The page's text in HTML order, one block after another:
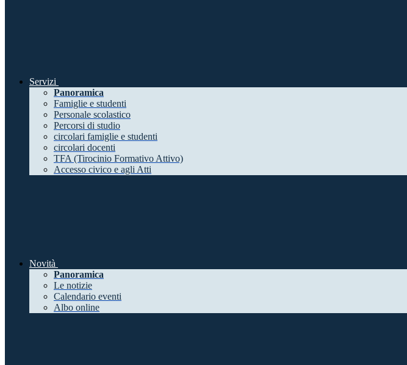
Servizi
Panoramica
Famiglie e studenti
Personale scolastico
Percorsi di studio
circolari famiglie e studenti
circolari docenti
TFA (Tirocinio Formativo Attivo)
Accesso civico e agli Atti
Novità
Panoramica
Le notizie
Calendario eventi
Albo online